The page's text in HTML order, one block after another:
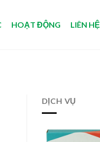
HOẠT ĐỘNG LIÊN HỆ
DỊCH VỤ